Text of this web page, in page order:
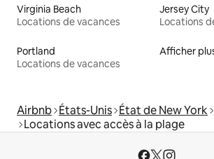
Virginia Beach
Locations de vacances
Jersey City
Locations
Portland
Locations de vacances
Afficher
Airbnb États-Unis État de New York
Locations avec accès à la plage